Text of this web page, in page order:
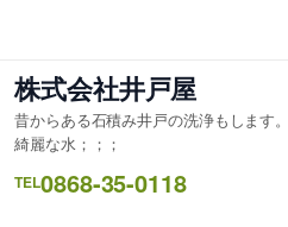
株式会社井戸屋
昔からある石積み井戸の洗浄もします
綺麗な水；；；
TEL0868-35-0118